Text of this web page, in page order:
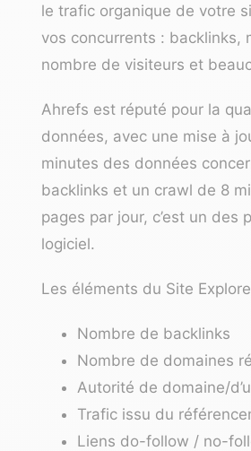
le trafic organique de votre
vos concurrents : backlinks,
nombre de visiteurs et
Ahrefs est réputé pour la
données, avec une mise à
minutes des données
backlinks et un crawl de 8
pages par jour, c’est un des
logiciel.
Les éléments du Site
Nombre de backlinks
Nombre de domaines
Autorité de domaine/
Trafic issu du
Liens do-follow / no-